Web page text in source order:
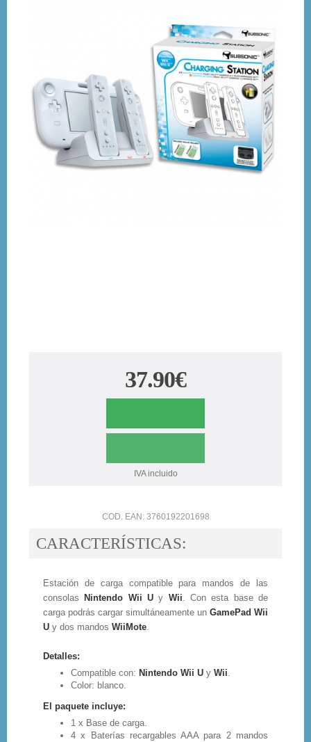
37.90€
IVA incluido
CARACTERÍSTICAS:
COD. EAN: 3760192201698
Estación de carga compatible para mandos de las
consolas
Nintendo Wii Uy Wii. Con esta base de
carga podrás cargar simultáneamente un GamePad Wii
U y dos mandos WiiMote.
Detalles:
Compatible con: Nintendo Wii U y Wii.
Color: blanco.
El paquete incluye:
1 x Base de carga.
4 x Baterías recargables AAA para 2 mandos